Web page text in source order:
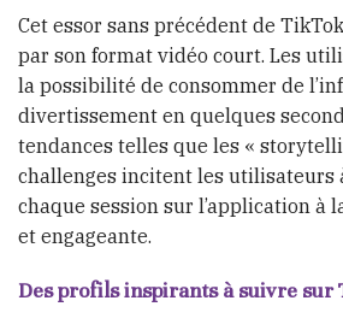
Cet essor sans précédent de
par son format vidéo court. Les
la possibilité de consommer de
divertissement en quelques
tendances telles que les «
challenges incitent les utilisateurs
chaque session sur l’application à
et engageante.
Des profils inspirants à suivre sur